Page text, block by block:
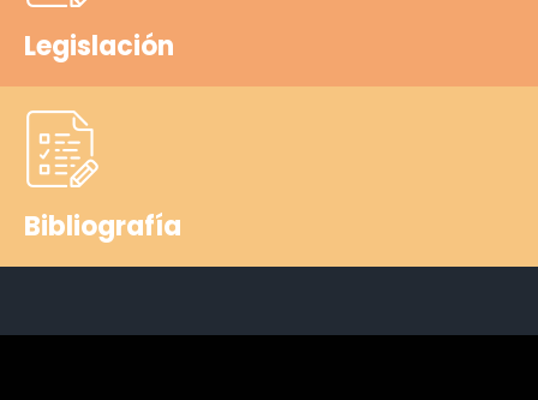
Legislación
Bibliografía